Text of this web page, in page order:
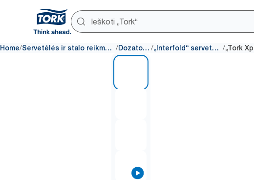
Home/ Servetėlės ir stalo reikmenys / Dozatoriai / „Interfold“ servetėlės /